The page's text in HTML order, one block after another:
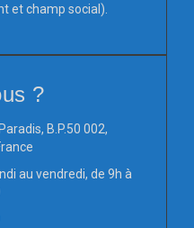
et champ social).
?
B.P.50 002,
au vendredi, de 9h à